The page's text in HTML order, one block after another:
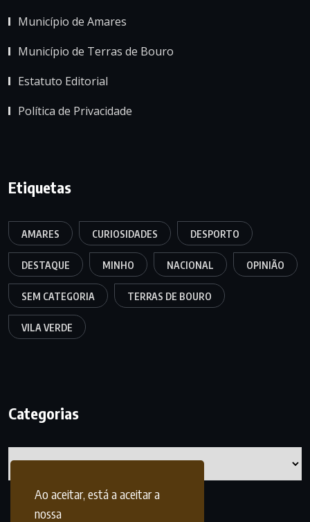
Ao aceitar, está a aceitar a
nossa
Município de Amares
Município de Terras de Bouro
Estatuto Editorial
Política de Privacidade
Etiquetas
AMARES CURIOSIDADES DESPORTO
DESTAQUE MINHO NACIONAL OPINIÃO
SEM CATEGORIA TERRAS DE BOURO
VILA VERDE
Categorias